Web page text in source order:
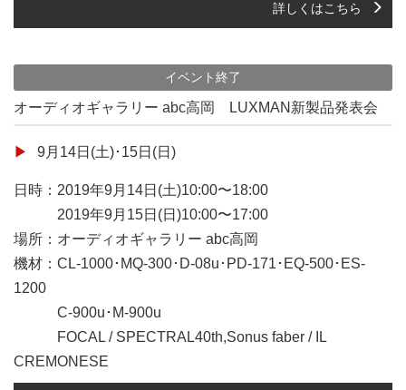
詳しくはこちら
イベント終了
オーディオギャラリー abc高岡 LUXMAN新製品発表会
9月14日(土)･15日(日)
日時：2019年9月14日(土)10:00〜18:00
2019年9月15日(日)10:00〜17:00
場所：オーディオギャラリー abc高岡
機材：CL-1000･MQ-300･D-08u･PD-171･EQ-500･ES-
1200
C-900u･M-900u
FOCAL / SPECTRAL40th,Sonus faber / IL
CREMONESE